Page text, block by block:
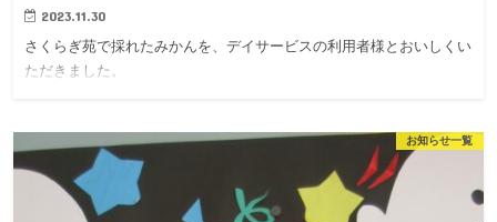
2023.11.30
さくらぎ苑で採れたみかんを、デイサービスの利用者様とおいしくい
ただきました。
お知らせ一覧